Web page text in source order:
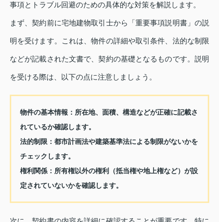
事項とトラブル回避のための具体的な対策を解説します。
まず、契約前に宅地建物取引士から「重要事項説明書」の説
明を受けます。これは、物件の詳細や取引条件、法的な制限
などが記載された文書で、契約の基礎となるものです。説明
を受ける際は、以下の点に注意しましょう。
物件の基本情報： 所在地、面積、構造などが正確に記載さ
れているか確認します。
法的制限： 都市計画法や建築基準法による制限がないかを
チェックします。
権利関係： 所有権以外の権利（抵当権や地上権など）が設
定されていないかを確認します。